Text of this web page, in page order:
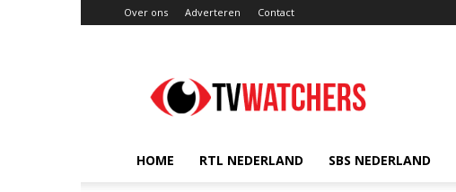
Over ons Adverteren Contact
HOME RTL NEDERLAND SBS NEDERLAND